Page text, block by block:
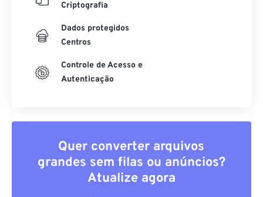
Criptografia
Dados protegidos
Centros
Controle de Acesso e
Autenticação
Quer converter arquivos
grandes sem filas ou anúncios?
Atualize agora